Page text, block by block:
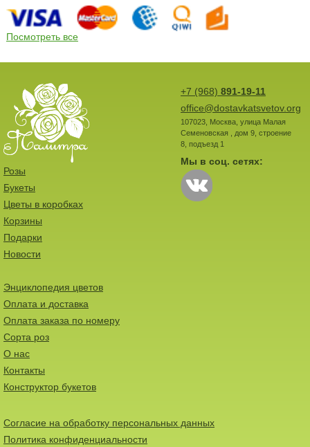
Посмотреть все
+7 (968) 891-19-11
office@dostavkatsvetov.org
107023, Москва, улица Малая
Семеновская , дом 9, строение
8, подъезд 1
Мы в соц. сетях:
Розы
Букеты
Цветы в коробках
Корзины
Подарки
Новости
Энциклопедия цветов
Оплата и доставка
Оплата заказа по номеру
Сорта роз
О нас
Контакты
Конструктор букетов
Согласие на обработку персональных данных
Политика конфиденциальности